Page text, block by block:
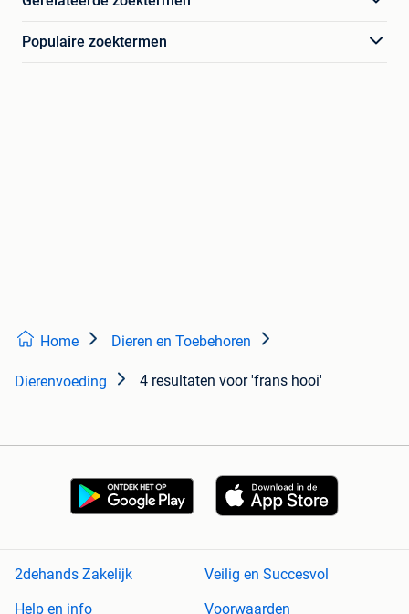
Populaire zoektermen
Home Dieren en Toebehoren
Dierenvoeding 4 resultaten voor 'frans hooi'
2dehands Zakelijk
Veilig en Succesvol
Help en info
Voorwaarden